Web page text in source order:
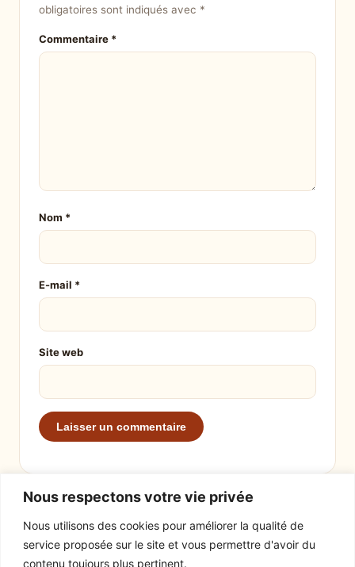
Nous respectons votre vie privée
Nous utilisons des cookies pour améliorer la qualité de
service proposée sur le site et vous permettre d'avoir du
contenu toujours plus pertinent.
obligatoires sont indiqués avec *
Commentaire *
Nom *
E-mail *
Site web